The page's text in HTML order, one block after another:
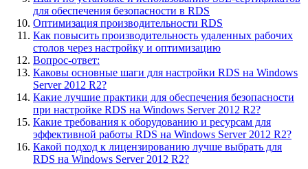
для обеспечения безопасности в RDS
Оптимизация производительности RDS
Как повысить производительность удаленных рабочих
столов через настройку и оптимизацию
Вопрос-ответ:
Каковы основные шаги для настройки RDS на Windows
Server 2012 R2?
Какие лучшие практики для обеспечения безопасности
при настройке RDS на Windows Server 2012 R2?
Какие требования к оборудованию и ресурсам для
эффективной работы RDS на Windows Server 2012 R2?
Какой подход к лицензированию лучше выбрать для
RDS на Windows Server 2012 R2?